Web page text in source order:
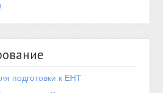
подготовки к ЕНТ